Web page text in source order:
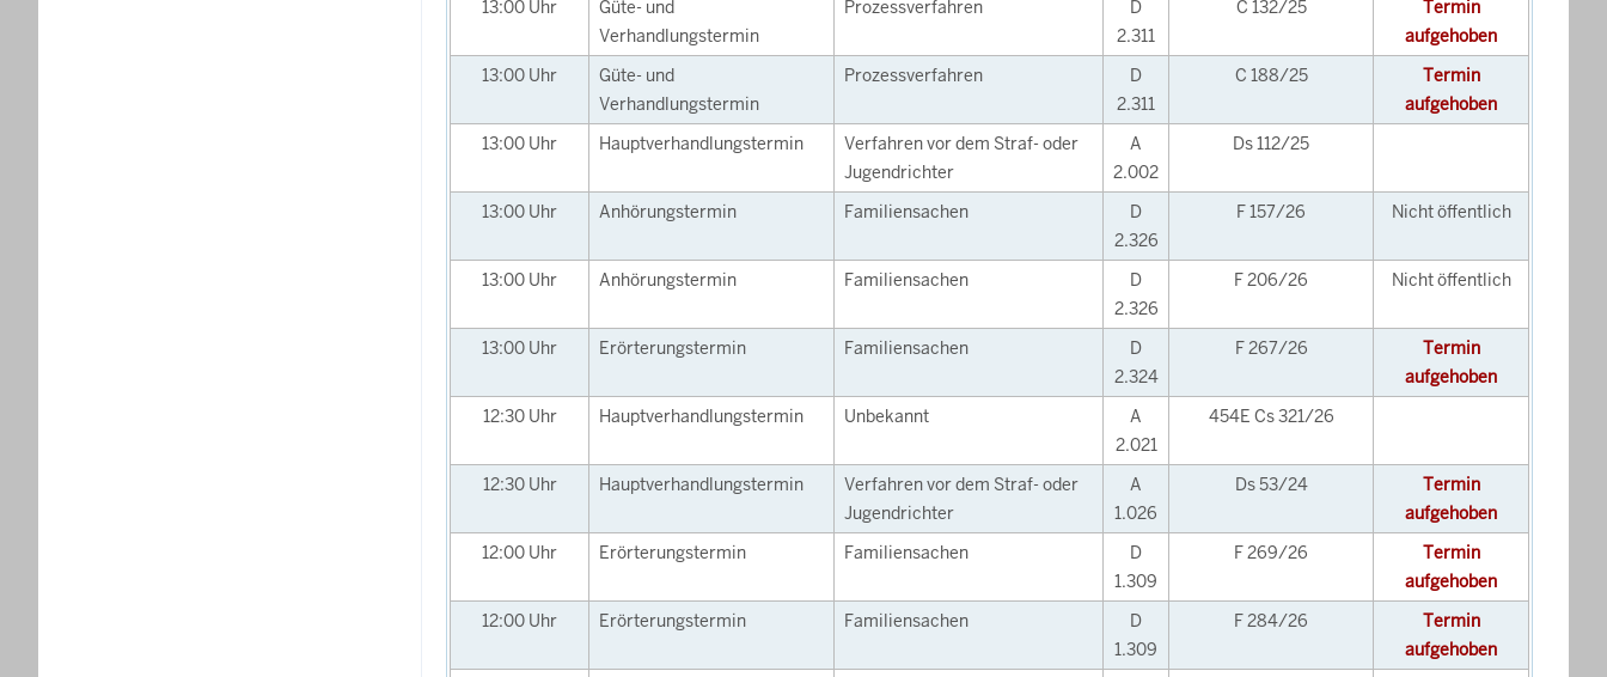
13:00 Uhr
Güte- und
Verhandlungstermin
Prozessverfahren
D
2.311
C 132/25
Termin
aufgehoben
13:00 Uhr
Güte- und
Verhandlungstermin
Prozessverfahren
D
2.311
C 188/25
Termin
aufgehoben
13:00 Uhr Hauptverhandlungstermin
Verfahren vor dem Straf- oder
Jugendrichter
A
2.002
Ds 112/25
13:00 Uhr Anhörungstermin Familiensachen
D
2.326
F 157/26 Nicht öffentlich
13:00 Uhr Anhörungstermin Familiensachen
D
2.326
F 206/26 Nicht öffentlich
13:00 Uhr Erörterungstermin Familiensachen
D
2.324
F 267/26
Termin
aufgehoben
12:30 Uhr Hauptverhandlungstermin Unbekannt
A
2.021
454E Cs 321/26
12:30 Uhr Hauptverhandlungstermin
Verfahren vor dem Straf- oder
Jugendrichter
A
1.026
Ds 53/24
Termin
aufgehoben
12:00 Uhr Erörterungstermin Familiensachen
D
1.309
F 269/26
Termin
aufgehoben
12:00 Uhr Erörterungstermin Familiensachen
D
1.309
F 284/26
Termin
aufgehoben